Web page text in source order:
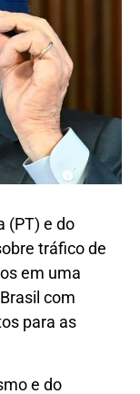
(PT) e do
tráfico de
em uma
com
para as
e do